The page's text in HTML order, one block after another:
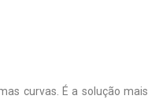
curvas. É a solução mais